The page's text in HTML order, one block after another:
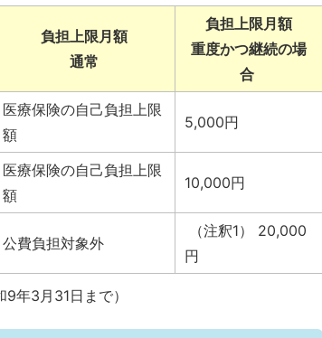
負担上限月額
通常
負担上限月額
重度かつ継続の場
合
医療保険の自己負担上限
額
5,000円
医療保険の自己負担上限
額
10,000円
公費負担対象外
（注釈1） 20,000
円
年3月31日まで）